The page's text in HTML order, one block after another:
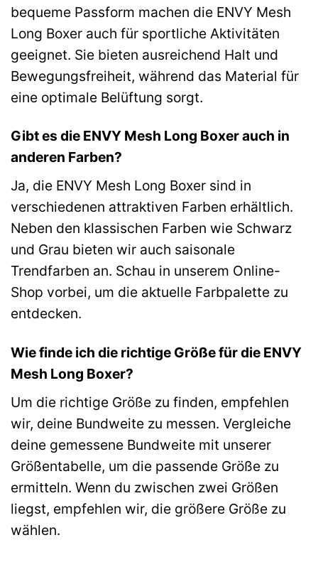
bequeme Passform machen die ENVY Mesh
Long Boxer auch für sportliche Aktivitäten
geeignet. Sie bieten ausreichend Halt und
Bewegungsfreiheit, während das Material für
eine optimale Belüftung sorgt.
Gibt es die ENVY Mesh Long Boxer auch in
anderen Farben?
Ja, die ENVY Mesh Long Boxer sind in
verschiedenen attraktiven Farben erhältlich.
Neben den klassischen Farben wie Schwarz
und Grau bieten wir auch saisonale
Trendfarben an. Schau in unserem Online-
Shop vorbei, um die aktuelle Farbpalette zu
entdecken.
Wie finde ich die richtige Größe für die ENVY
Mesh Long Boxer?
Um die richtige Größe zu finden, empfehlen
wir, deine Bundweite zu messen. Vergleiche
deine gemessene Bundweite mit unserer
Größentabelle, um die passende Größe zu
ermitteln. Wenn du zwischen zwei Größen
liegst, empfehlen wir, die größere Größe zu
wählen.